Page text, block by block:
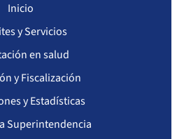
Inicio
y Servicios
en salud
y Fiscalización
y Estadísticas
Superintendencia